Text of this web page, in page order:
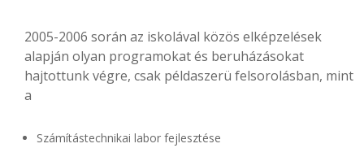
2005-2006 során az iskolával közös elképzelések
alapján olyan programokat és beruházásokat
hajtottunk végre, csak példaszerü felsorolásban, mint
a
Számítástechnikai labor fejlesztése